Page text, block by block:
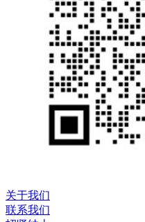
关于我们
联系我们